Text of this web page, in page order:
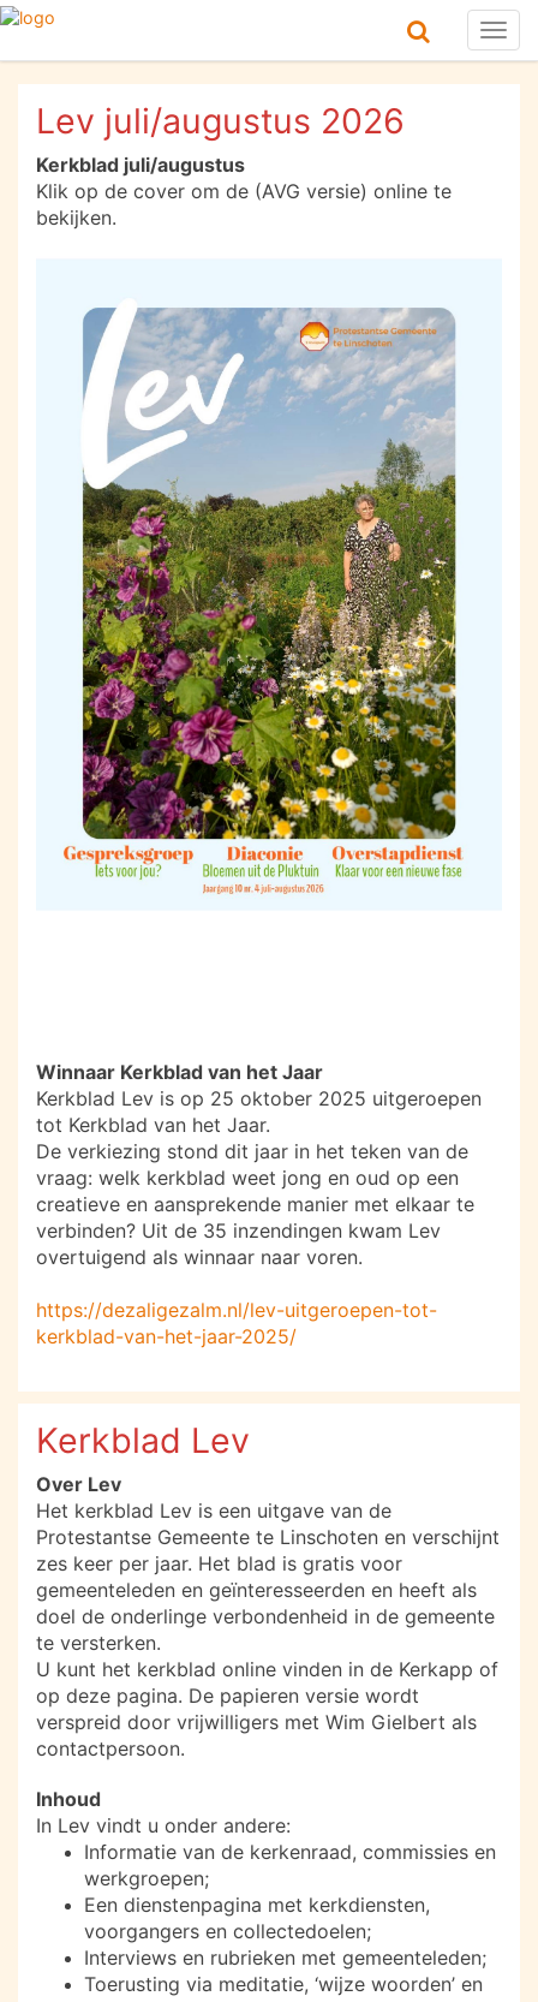
Lev juli/augustus 2026
Kerkblad juli/augustus
Klik op de cover om de (AVG versie) online te
bekijken.
Winnaar Kerkblad van het Jaar
Kerkblad Lev is op 25 oktober 2025 uitgeroepen
tot Kerkblad van het Jaar.
De verkiezing stond dit jaar in het teken van de
vraag: welk kerkblad weet jong en oud op een
creatieve en aansprekende manier met elkaar te
verbinden? Uit de 35 inzendingen kwam Lev
overtuigend als winnaar naar voren.
https://dezaligezalm.nl/lev-uitgeroepen-tot-
kerkblad-van-het-jaar-2025/
Kerkblad Lev
Over Lev
Het kerkblad Lev is een uitgave van de
Protestantse Gemeente te Linschoten en verschijnt
zes keer per jaar. Het blad is gratis voor
gemeenteleden en geïnteresseerden en heeft als
doel de onderlinge verbondenheid in de gemeente
te versterken.
U kunt het kerkblad online vinden in de Kerkapp of
op deze pagina. De papieren versie wordt
verspreid door vrijwilligers met Wim Gielbert als
contactpersoon.
Inhoud
In Lev vindt u onder andere:
Informatie van de kerkenraad, commissies en
werkgroepen;
Een dienstenpagina met kerkdiensten,
voorgangers en collectedoelen;
Interviews en rubrieken met gemeenteleden;
Toerusting via meditatie, ‘wijze woorden’ en